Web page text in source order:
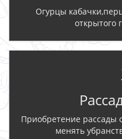
Огурцы
открытого
Приобретение рассады
менять